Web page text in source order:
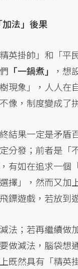
法」後果
英掛帥」和「平
「一鍋煮」
，想
現象」，人人在
像，制度變成了
結果一定是矛盾
分發；前者是「
有如在追求一個
擇」，然而又加
鏢遊戲，若放到
法；若再繼續做
做減法，腦袋想
既然具有「精英